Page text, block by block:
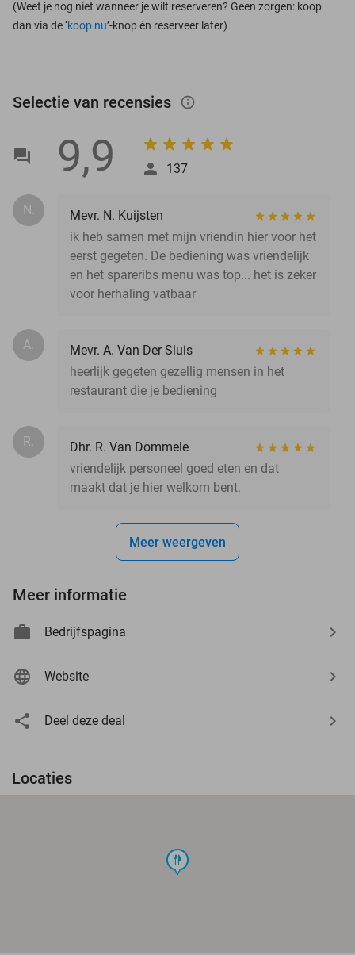
(Weet je nog niet wanneer je wilt reserveren? Geen zorgen: koop
dan via de ‘koop nu’-knop én reserveer later)
Selectie van recensies info_outlined
9,9 137
N.
Mevr. N. Kuijsten
ik heb samen met mijn vriendin hier voor het
eerst gegeten. De bediening was vriendelijk
en het spareribs menu was top... het is zeker
voor herhaling vatbaar
A.
Mevr. A. Van Der Sluis
heerlijk gegeten gezellig mensen in het
restaurant die je bediening
R.
Dhr. R. Van Dommele
vriendelijk personeel goed eten en dat
maakt dat je hier welkom bent.
Meer weergeven
Meer informatie
Bedrijfspagina
Website
Deel deze deal
Locaties
food